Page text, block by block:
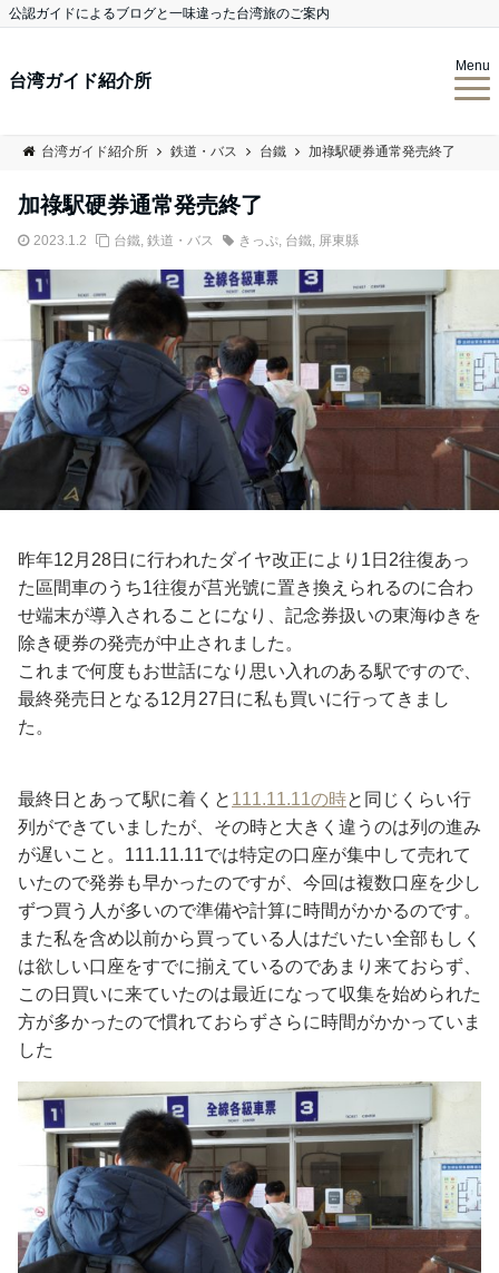
公認ガイドによるブログと一味違った台湾旅のご案内
台湾ガイド紹介所
Menu
台湾ガイド紹介所 鉄道・バス 台鐵 加祿駅硬券通常発売終了
加祿駅硬券通常発売終了
2023.1.2 台鐵, 鉄道・バス きっぷ, 台鐵, 屏東縣
昨年12月28日に行われたダイヤ改正により1日2往復あっ
た區間車のうち1往復が莒光號に置き換えられるのに合わ
せ端末が導入されることになり、記念券扱いの東海ゆきを
除き硬券の発売が中止されました。
これまで何度もお世話になり思い入れのある駅ですので、
最終発売日となる12月27日に私も買いに行ってきまし
た。
最終日とあって駅に着くと 111.11.11の時と同じくらい行
列ができていましたが、その時と大きく違うのは列の進み
が遅いこと。111.11.11では特定の口座が集中して売れて
いたので発券も早かったのですが、今回は複数口座を少し
ずつ買う人が多いので準備や計算に時間がかかるのです。
また私を含め以前から買っている人はだいたい全部もしく
は欲しい口座をすでに揃えているのであまり来ておらず、
この日買いに来ていたのは最近になって収集を始められた
方が多かったので慣れておらずさらに時間がかかっていま
した